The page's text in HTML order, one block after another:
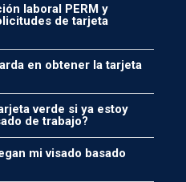
laboral PERM y
de tarjeta
en obtener la tarjeta
verde si ya estoy
de trabajo?
mi visado basado